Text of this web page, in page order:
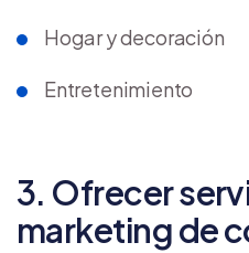
Hogar y decoración
Entretenimiento
3. Ofrecer
marketing de